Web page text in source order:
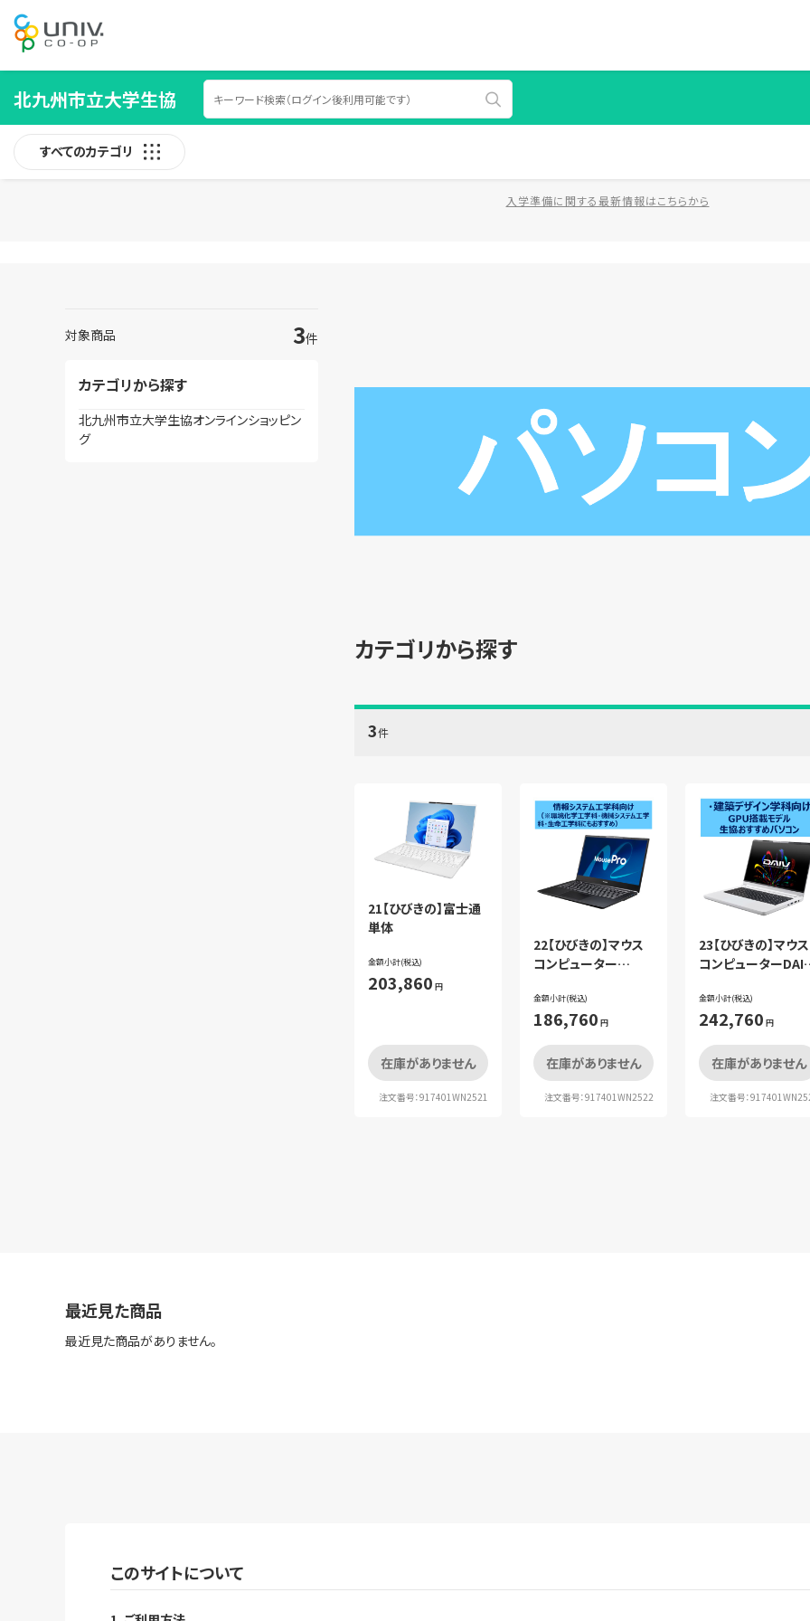
北九州市立大学生協
すべてのカテゴリ
入学準備に関する最新情報はこちらから
対象商品 3件
カテゴリから探す
北九州市立大学生協オンラインショッピン
グ
カテゴリから探す
3件
21【ひびきの】富士通
単体
金額小計(税込)
203,860 円
在庫がありません
注文番号：917401WN2521
22【ひびきの】マウス
コンピューター
金額小計(税込)
186,760 円
在庫がありません
注文番号：917401WN2522
23【ひびきの】マウス
コンピューターDAIV
ード付） 単体
金額小計(税込)
242,760 円
在庫がありません
注文番号：
最近見た商品
最近見た商品がありません。
このサイトについて